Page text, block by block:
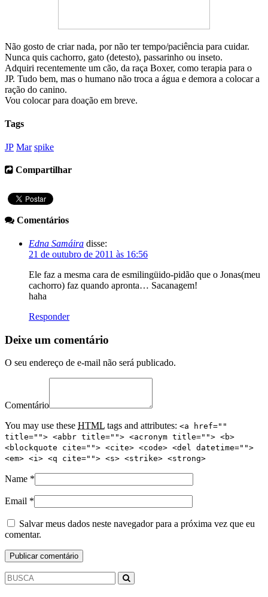
Não gosto de criar nada, por não ter tempo/paciência para cuidar.
Nunca quis cachorro, gato (detesto), passarinho ou inseto.
Adquiri recentemente um cão, da raça Boxer, como terapia para o
JP. Tudo bem, mas o humano não troca a água e demora a colocar a
ração do canino.
Vou colocar para doação em breve.
Tags
JP Mar spike
Compartilhar
Comentários
Edna Samáira disse:
21 de outubro de 2011 às 16:56
Ele faz a mesma cara de esmilingüido-pidão que o Jonas(meu
cachorro) faz quando apronta… Sacanagem!
haha
Responder
Deixe um comentário
O seu endereço de e-mail não será publicado.
Comentário
You may use these HTML tags and attributes: <a href=""
title=""> <abbr title=""> <acronym title=""> <b>
<blockquote cite=""> <cite> <code> <del datetime="">
<em> <i> <q cite=""> <s> <strike> <strong>
Name *
Email *
Salvar meus dados neste navegador para a próxima vez que eu
comentar.